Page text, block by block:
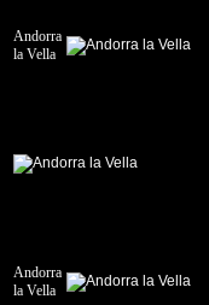
Ruidera
-
-
Graz
Andorra
la Vella
Andorra
la Vella